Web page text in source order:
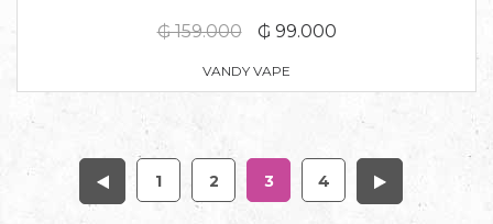
₲ 159.000 ₲ 99.000
VANDY VAPE
1 2 3 4